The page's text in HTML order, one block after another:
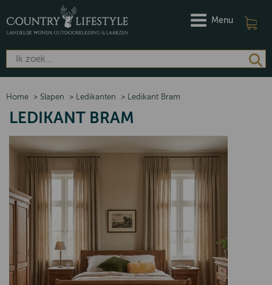
Menu
Home > Slapen > Ledikanten > Ledikant Bram
LEDIKANT BRAM